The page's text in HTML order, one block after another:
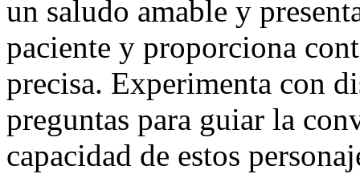
un saludo amable y
paciente y proporciona
precisa. Experimenta con
preguntas para guiar la
capacidad de estos